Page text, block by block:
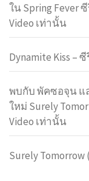
ใน Spring Fever
Video เท่านั้น
Dynamite Kiss –
พบกับ พัคซอจุน แ
ใหม่ Surely
Video เท่านั้น
Surely